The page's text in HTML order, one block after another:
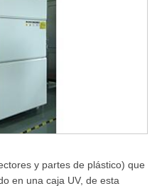
y partes de plástico) que
en una caja UV, de esta